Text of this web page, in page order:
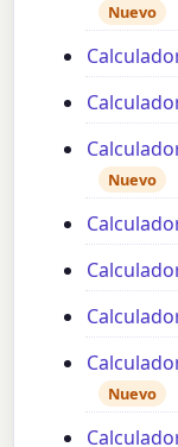
Nuevo
Nuevo
Nuevo